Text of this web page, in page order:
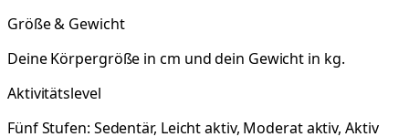
Größe & Gewicht
Deine Körpergröße in cm und dein Gewicht in kg.
Aktivitätslevel
Fünf Stufen: Sedentär, Leicht aktiv, Moderat aktiv, Aktiv